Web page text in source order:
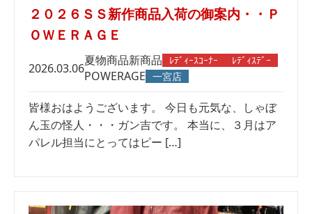
２０２６ＳＳ新作商品入荷の御案内・・Ｐ
ＯＷＥＲＡＧＥ
2026.03.06
夏物商品新商品 ﾚﾃﾞｨｰｽｺｰﾅｰ ﾚﾃﾞｨｽﾃﾞｰ
POWERAGE 一宮店
皆様おはようございます。 今日も元気な、しゃぼ
ん玉の怪人・・・ガン吉です。 本当に、３月はア
パレル担当にとってはピー […]